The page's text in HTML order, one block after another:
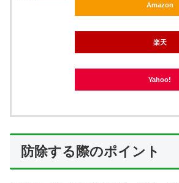
Amazon
楽天
Yahoo!
防除する際のポイント